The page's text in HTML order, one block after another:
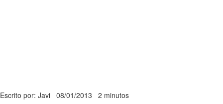
Escrito por: Javi 08/01/2013 2 minutos